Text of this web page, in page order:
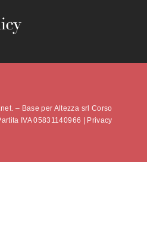
– Base per Altezza srl Corso
IVA 05831140966 | Privacy